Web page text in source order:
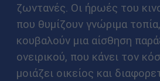
ζωντανές. Οι ήρωές του
που θυμίζουν γνώριμα
κουβαλούν μια αίσθηση
ονειρικού, που κάνει τον
μοιάζει οικείος και